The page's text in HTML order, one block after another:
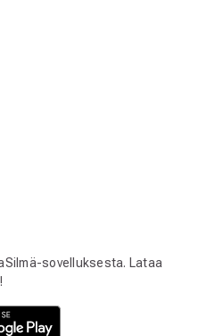
sovelluksesta. Lataa